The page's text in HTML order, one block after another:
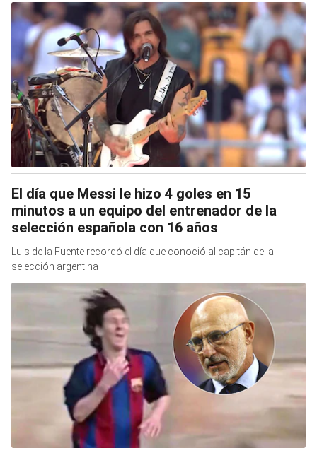
El día que Messi le hizo 4 goles en 15
minutos a un equipo del entrenador de la
selección española con 16 años
Luis de la Fuente recordó el día que conoció al capitán de la
selección argentina